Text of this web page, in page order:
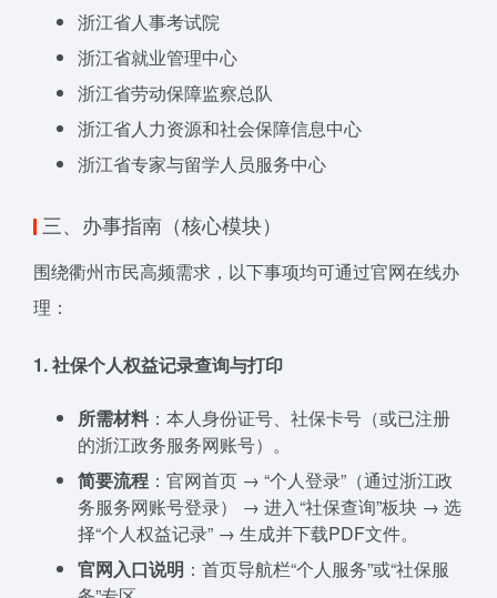
浙江省人事考试院
浙江省就业管理中心
浙江省劳动保障监察总队
浙江省人力资源和社会保障信息中心
浙江省专家与留学人员服务中心
三、办事指南（核心模块）
围绕衢州市民高频需求，以下事项均可通过官网在线办
理：
1. 社保个人权益记录查询与打印
所需材料：本人身份证号、社保卡号（或已注册
的浙江政务服务网账号）。
简要流程 ：官网首页 → “个人登录”（通过浙江政
务服务网账号登录） → 进入“社保查询”板块 → 选
择“个人权益记录” → 生成并下载PDF文件。
官网入口说明 ：首页导航栏“个人服务”或“社保服